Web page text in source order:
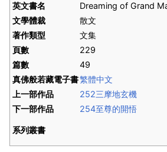
英文書名
Dreaming of Grand
文學體裁
散文
著作類型
文集
頁數
229
篇數
49
真佛般若藏電子書繁體中文
上一部作品
252三摩地玄機
下一部作品
254至尊的開悟
系列叢書